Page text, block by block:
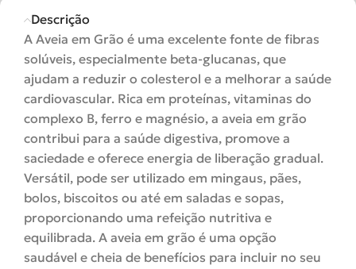
Descrição
A Aveia em Grão é uma excelente fonte de fibras
solúveis, especialmente beta-glucanas, que
ajudam a reduzir o colesterol e a melhorar a saúde
cardiovascular. Rica em proteínas, vitaminas do
complexo B, ferro e magnésio, a aveia em grão
contribui para a saúde digestiva, promove a
saciedade e oferece energia de liberação gradual.
Versátil, pode ser utilizado em mingaus, pães,
bolos, biscoitos ou até em saladas e sopas,
proporcionando uma refeição nutritiva e
equilibrada. A aveia em grão é uma opção
saudável e cheia de benefícios para incluir no seu